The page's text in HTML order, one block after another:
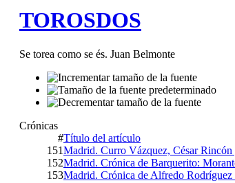
TOROSDOS
Se torea como se és. Juan Belmonte
Crónicas
#Título del artículo
151Madrid. Curro Vázquez, César
152Madrid. Crónica de Barquerito:
153Madrid. Crónica de Alfredo Rodríguez